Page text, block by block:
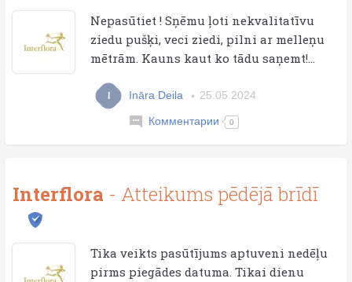
Nepasūtiet ! Sņēmu ļoti nekvalitatīvu
ziedu pušķi, veci ziedi, pilni ar melleņu
mētrām. Kauns kaut ko tādu saņemt!...
Ināra Deila 25.05.2024
Комментарии 0
Interflora - Atteikums pēdējā brīdī
Tika veikts pasūtījums aptuveni nedēļu
pirms piegādes datuma. Tikai dienu